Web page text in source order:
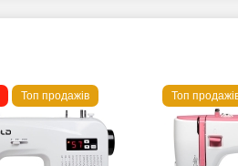
Топ продажів Топ